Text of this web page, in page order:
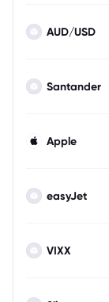
AUD/USD
Santander
Apple
easyJet
VIXX